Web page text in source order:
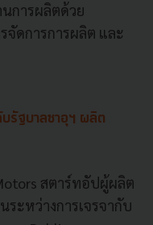
การผลิตด้วย
จัดการการผลิต และ
รัฐบาลซาอุฯ ผลิต
สตาร์ทอัปผู้ผลิต
ะหว่างการเจรจากับ